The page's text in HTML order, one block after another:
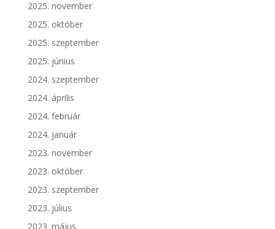
2025. november
2025. október
2025. szeptember
2025. június
2024. szeptember
2024. április
2024. február
2024. január
2023. november
2023. október
2023. szeptember
2023. július
2023. május